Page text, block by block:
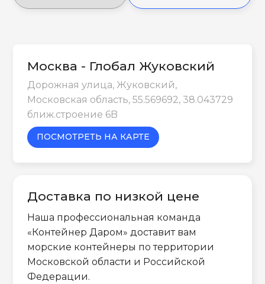
Москва - Глобал Жуковский
Дорожная улица, Жуковский,
Московская область, 55.569692, 38.043729
ближ.строение 6B
ПОСМОТРЕТЬ НА КАРТЕ
Доставка по низкой цене
Наша профессиональная команда
«Контейнер Даром» доставит вам
морские контейнеры по территории
Московской области и Российской
Федерации.